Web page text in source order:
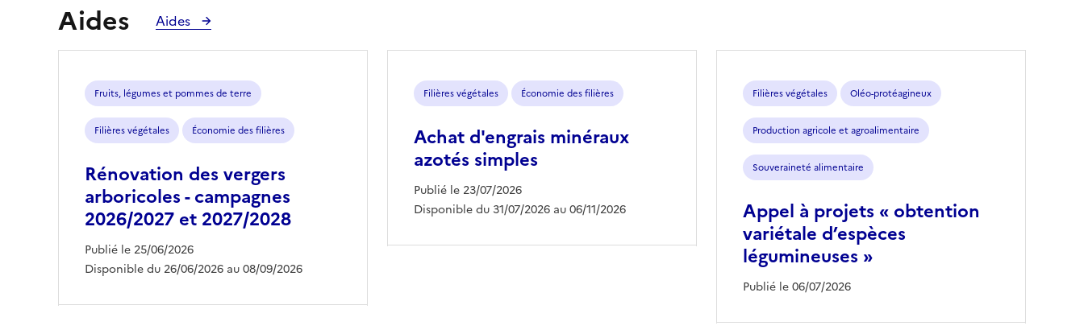
Aides Aides
Fruits, légumes et pommes de terre
Filières végétales Économie des filières
Rénovation des vergers
arboricoles - campagnes
2026/2027 et 2027/2028
Publié le 25/06/2026
Disponible du 26/06/2026 au 08/09/2026
Filières végétales Économie des filières
Achat d'engrais minéraux
azotés simples
Publié le 23/07/2026
Disponible du 31/07/2026 au 06/11/2026
Filières végétales Oléo-protéagineux
Production agricole et agroalimentaire
Souveraineté alimentaire
Appel à projets « obtention
variétale d’espèces
légumineuses »
Publié le 06/07/2026